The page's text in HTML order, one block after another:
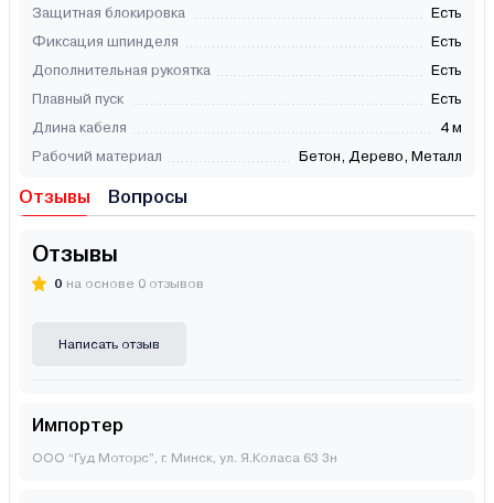
Защитная блокировка
Есть
Фиксация шпинделя
Есть
Дополнительная рукоятка
Есть
Плавный пуск
Есть
Длина кабеля
4 м
Рабочий материал
Бетон, Дерево, Металл
Отзывы Вопросы
Отзывы
0 на основе 0 отзывов
Написать отзыв
Импортер
ООО “Гуд Моторс”, г. Минск, ул. Я.Коласа 63 3н